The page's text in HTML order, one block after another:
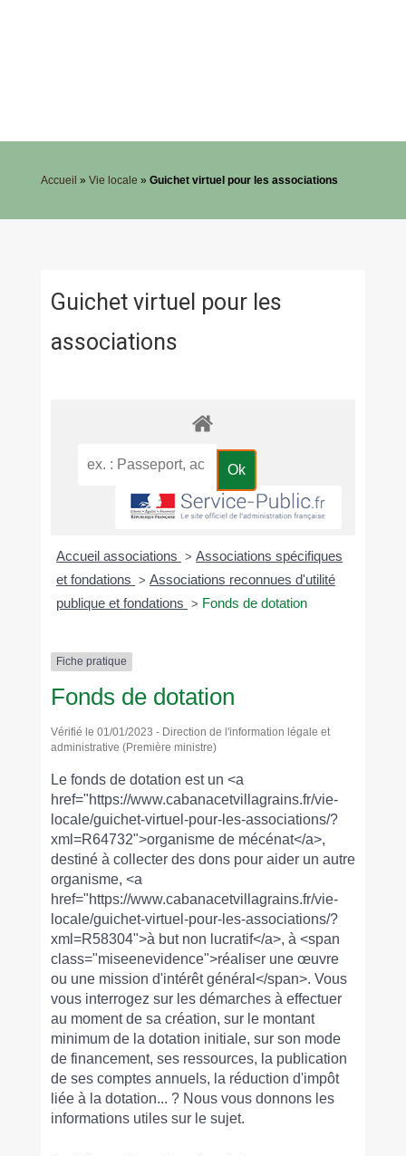
Accueil » Vie locale » Guichet virtuel pour les associations
Guichet virtuel pour les
associations
Accueil associations > Associations spécifiques
et fondations > Associations reconnues d'utilité
publique et fondations > Fonds de dotation
Fiche pratique
Fonds de dotation
Vérifié le 01/01/2023 - Direction de l'information légale et
administrative (Première ministre)
Le fonds de dotation est un <a
href="https://www.cabanacetvillagrains.fr/vie-
locale/guichet-virtuel-pour-les-associations/?
xml=R64732">organisme de mécénat</a>,
destiné à collecter des dons pour aider un autre
organisme, <a
href="https://www.cabanacetvillagrains.fr/vie-
locale/guichet-virtuel-pour-les-associations/?
xml=R58304">à but non lucratif</a>, à <span
class="miseenevidence">réaliser une œuvre
ou une mission d'intérêt général</span>. Vous
vous interrogez sur les démarches à effectuer
au moment de sa création, sur le montant
minimum de la dotation initiale, sur son mode
de financement, ses ressources, la publication
de ses comptes annuels, la réduction d'impôt
liée à la dotation... ? Nous vous donnons les
informations utiles sur le sujet.